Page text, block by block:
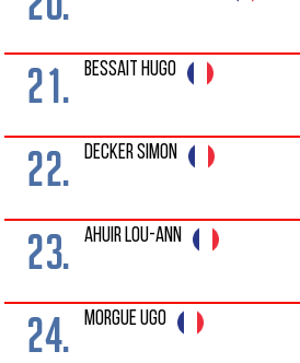
21. BESSAIT HUGO
22. DECKER SIMON
23. AHUIR LOU-ANN
24. MORGUE UGO